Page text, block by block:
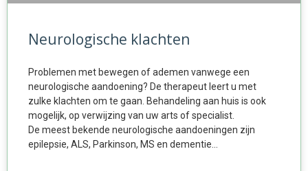
Neurologische klachten
Problemen met bewegen of ademen vanwege een
neurologische aandoening? De therapeut leert u met
zulke klachten om te gaan. Behandeling aan huis is ook
mogelijk, op verwijzing van uw arts of specialist.
De meest bekende neurologische aandoeningen zijn
epilepsie, ALS, Parkinson, MS en dementie…